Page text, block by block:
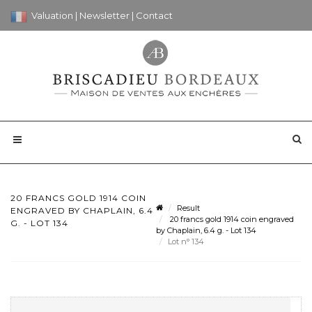
Valuation | Newsletter | Contact
20 FRANCS GOLD 1914 COIN
ENGRAVED BY CHAPLAIN, 6.4
G. - LOT 134
Result
20 francs gold 1914 coin engraved
by Chaplain, 6.4 g. - Lot 134
Lot n° 134